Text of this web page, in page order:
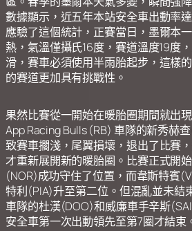
數據顯示，近五年本站安全車出動率
應驗了這個統計，正賽當日，墨爾本
熱，氣溫僅攝氏16度，賽道溫度19度
滑，賽車必須使用半雨胎起步，這樣
的賽道更加具有挑戰性。
果然比賽從一開始在暖胎圈期間就出
App Racing Bulls (RB) 車隊的新秀赫
致賽車擱淺，尾翼損壞，退出了比賽
才重新展開新的暖胎圈。比賽正式開
(NOR)成功守住了位置，而韋斯特賓
特利(PIA)升至第二位。但混亂並未結
車隊的杜漢(DOO)和威廉車手辛斯
安全車第一次出動領先至第7圈才結束